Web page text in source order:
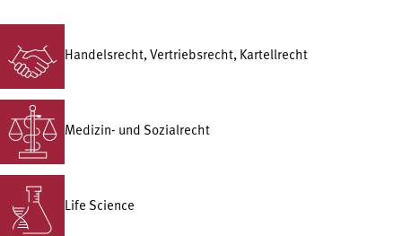
Handelsrecht, Vertriebsrecht, Kartellrecht
Medizin- und Sozialrecht
Life Science